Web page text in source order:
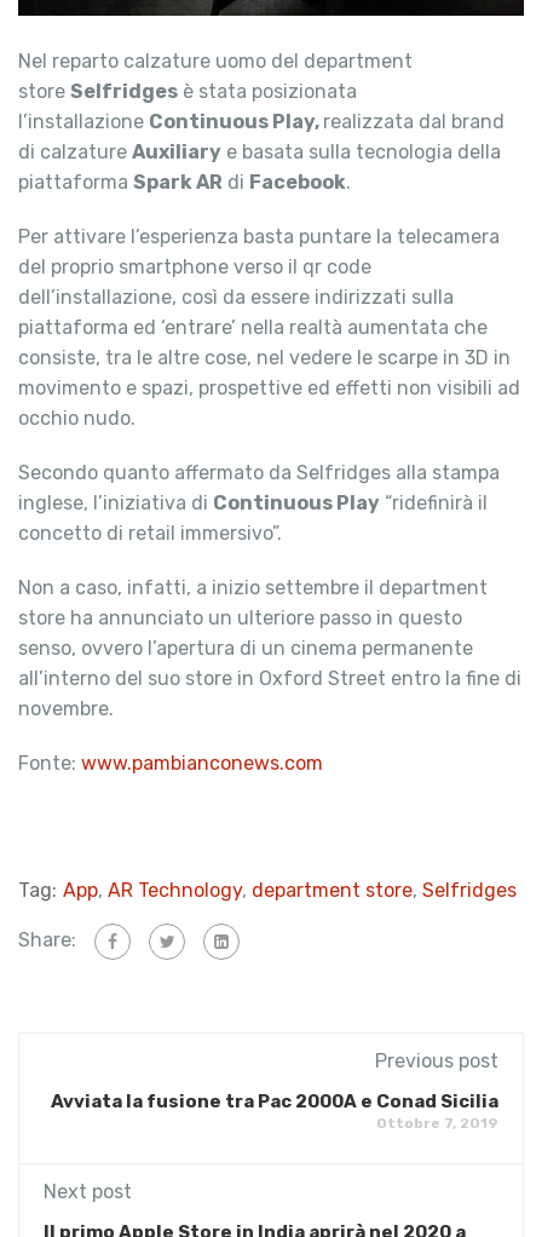
Nel reparto calzature uomo del department
store Selfridges è stata posizionata
l’installazione Continuous Play, realizzata dal brand
di calzature Auxiliary e basata sulla tecnologia della
piattaforma Spark AR di Facebook.
Per attivare l’esperienza basta puntare la telecamera
del proprio smartphone verso il qr code
dell’installazione, così da essere indirizzati sulla
piattaforma ed ‘entrare’ nella realtà aumentata che
consiste, tra le altre cose, nel vedere le scarpe in 3D in
movimento e spazi, prospettive ed effetti non visibili ad
occhio nudo.
Secondo quanto affermato da Selfridges alla stampa
inglese, l’iniziativa di Continuous Play “ridefinirà il
concetto di retail immersivo”.
Non a caso, infatti, a inizio settembre il department
store ha annunciato un ulteriore passo in questo
senso, ovvero l’apertura di un cinema permanente
all’interno del suo store in Oxford Street entro la fine di
novembre.
Fonte: www.pambianconews.com
Tag: App, AR Technology, department store, Selfridges
Share:
Previous post
Avviata la fusione tra Pac 2000A e Conad Sicilia
Ottobre 7, 2019
Next post
Il primo Apple Store in India aprirà nel 2020 a